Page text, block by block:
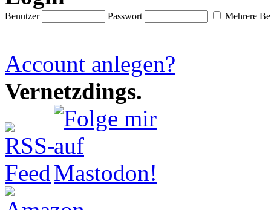
Benutzer Passwort Mehrere
Account anlegen?
Vernetzdings.